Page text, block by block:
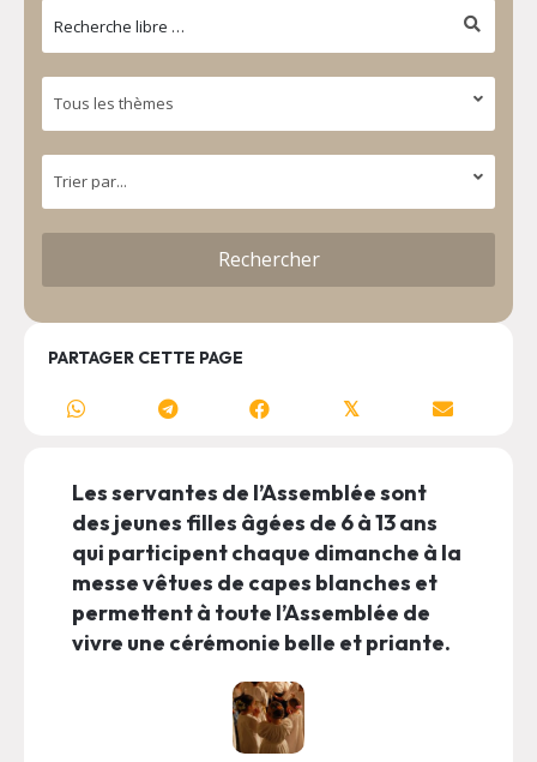
PARTAGER CETTE PAGE
𝕏
Les servantes de l’Assemblée sont
des jeunes filles âgées de 6 à 13 ans
qui participent chaque dimanche à la
messe vêtues de capes blanches et
permettent à toute l’Assemblée de
vivre une cérémonie belle et priante.